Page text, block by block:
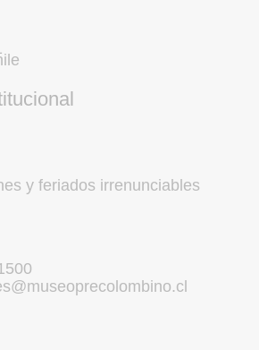
y feriados irrenunciables